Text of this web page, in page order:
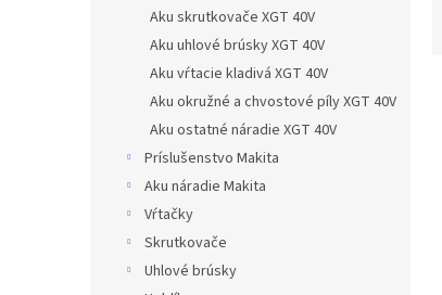
Aku skrutkovače XGT 40V
Aku uhlové brúsky XGT 40V
Aku vŕtacie kladivá XGT 40V
Aku okružné a chvostové píly XGT 40V
Aku ostatné náradie XGT 40V
Príslušenstvo Makita
Aku náradie Makita
Vŕtačky
Skrutkovače
Uhlové brúsky